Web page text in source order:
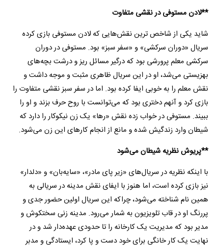
**لادن مستوفی در نقشی متفاوت
شاید یکی از شاخص ترین نقش‌هایی که لادن مستوفی بازی کرده
سریال «دوران سرکشی» و «سفر سبز» بود. مستوفی در دوران
سرکشی معلم پرورشی بود که درگیر مسائل ریز و درشت بچه‌های
بهزیستی می‌شد، او در این سریال ظاهری مثبت و موجه داشت و
نقش معلم را به خوبی ایفا کرده بود. اما در سفر سبز نقشی متفاوت را
بازی کرد و آنهم دختری بود که می‌توانست با روح حرف بزند و او را
ببیند. مستوفی در خواب زده نقش «رها» یک زن نیکوکار را دارد که
شیطان وارد زندگیش شده و مانع از انجام کارهای این زن می‌شود.
**پریوش نظریه شیطان می‌شود
با اینکه نظریه در سریال‌های «زیر پای مادر»، «سایه‌بان» و «دلدار»
نیز بازی کرده است، اما هنوز با ایفای نقش مدینه در سریالی به
همین نام شناخته می‌شود، چراکه این سریال اولین حضور جدی و
پررنگ او در قاب تلویزیون به شمار می‌رود. مدینه زنی سختکوش و
مدیر بود که مدیریت یک کارخانه را تا حدودی عهده‌دار شد و در
نهایت یک کار خانگی برای خود دست و پا کرد، ایستادگی و مدبر